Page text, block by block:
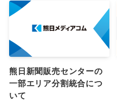
熊日新聞販売センターの
一部エリア分割統合につ
いて